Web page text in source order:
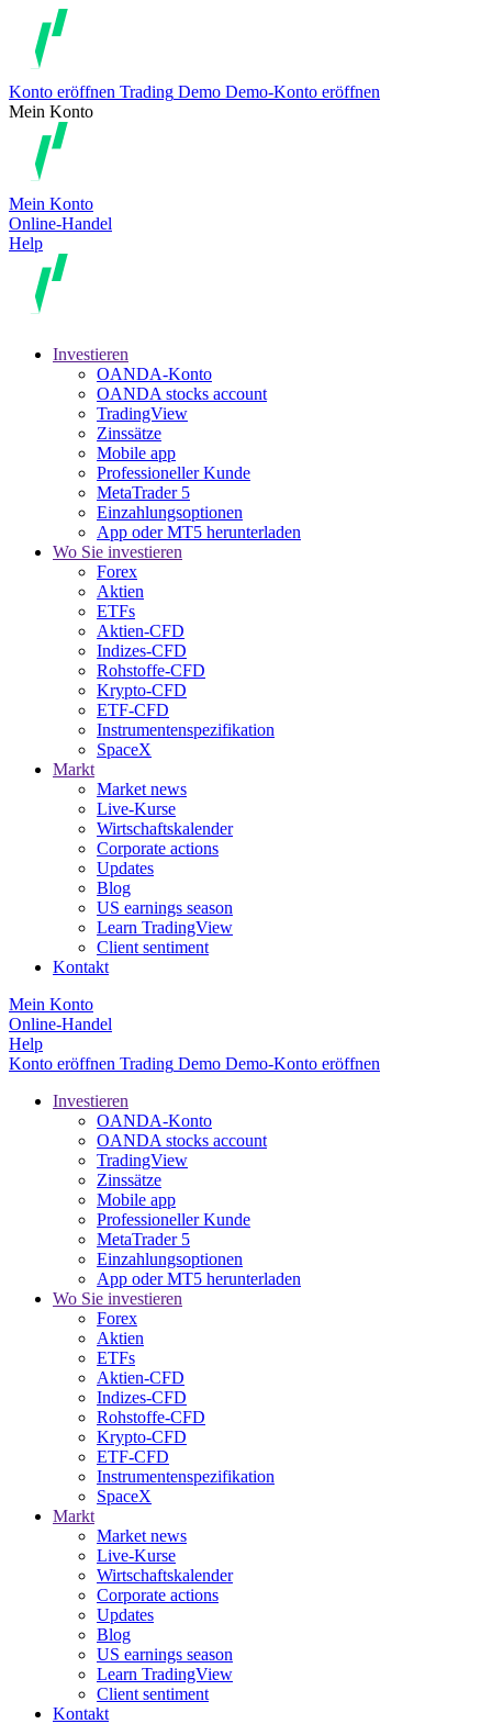
Konto eröffnen Trading Demo Demo-Konto eröffnen
Mein Konto
Mein Konto
Online-Handel
Help
Investieren
OANDA-Konto
OANDA stocks account
TradingView
Zinssätze
Mobile app
Professioneller Kunde
MetaTrader 5
Einzahlungsoptionen
App oder MT5 herunterladen
Wo Sie investieren
Forex
Aktien
ETFs
Aktien-CFD
Indizes-CFD
Rohstoffe-CFD
Krypto-CFD
ETF-CFD
Instrumentenspezifikation
SpaceX
Markt
Market news
Live-Kurse
Wirtschaftskalender
Corporate actions
Updates
Blog
US earnings season
Learn TradingView
Client sentiment
Kontakt
Mein Konto
Online-Handel
Help
Konto eröffnen Trading Demo Demo-Konto eröffnen
Investieren
OANDA-Konto
OANDA stocks account
TradingView
Zinssätze
Mobile app
Professioneller Kunde
MetaTrader 5
Einzahlungsoptionen
App oder MT5 herunterladen
Wo Sie investieren
Forex
Aktien
ETFs
Aktien-CFD
Indizes-CFD
Rohstoffe-CFD
Krypto-CFD
ETF-CFD
Instrumentenspezifikation
SpaceX
Markt
Market news
Live-Kurse
Wirtschaftskalender
Corporate actions
Updates
Blog
US earnings season
Learn TradingView
Client sentiment
Kontakt